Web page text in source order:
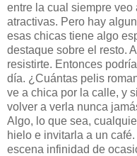
entre la cual siempre
atractivas. Pero hay
esas chicas tiene algo
destaque sobre el resto.
resistirte. Entonces
día. ¿Cuántas pelis
ve a chica por la calle, y
volver a verla nunca
Algo, lo que sea,
hielo e invitarla a un
escena infinidad de